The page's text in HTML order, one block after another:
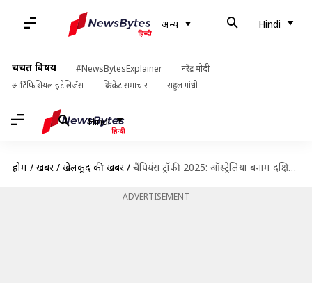
अन्य Hindi
चर्चित विषय #NewsBytesExplainer
नरेंद्र मोदी
आर्टिफिशियल इंटेलिजेंस
क्रिकेट समाचार राहुल गांधी
Hindi
होम / खबरें / खेलकूद की खबरें / चैंपियंस ट्रॉफी 2025: ऑस्ट्रेलिया बनाम दक्षिण अफ्रीका मैच की ड्रीम इलेवन, प्रीव्यू और जरुरी आंकड़े
ADVERTISEMENT